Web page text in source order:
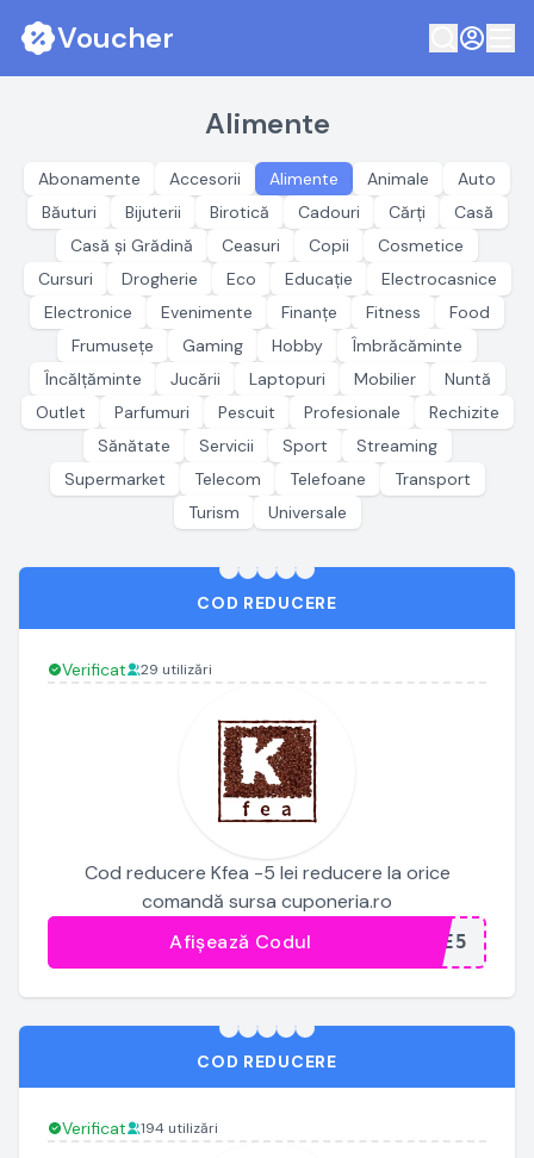
Voucher
Alimente
Abonamente Accesorii Alimente Animale
Auto
Băuturi
Bijuterii Birotică Cadouri Cărți
Casă
Casă și Grădină
Ceasuri Copii
Cosmetice
Cursuri
Drogherie Eco Educație
Electrocasnice
Electronice
Evenimente Finanțe Fitness
Food
Frumusețe
Gaming Hobby
Îmbrăcăminte
Încălțăminte
Jucării Laptopuri Mobilier
Nuntă
Outlet
Parfumuri Pescuit Profesionale
Rechizite
Sănătate
Servicii Sport
Streaming
Supermarket
Telecom Telefoane
Transport
Turism
Universale
COD REDUCERE
Verificat 29 utilizări
Cod reducere Kfea -5 lei reducere la orice
comandă sursa cuponeria.ro
...RE5
Afișează Codul
COD REDUCERE
Verificat 194 utilizări